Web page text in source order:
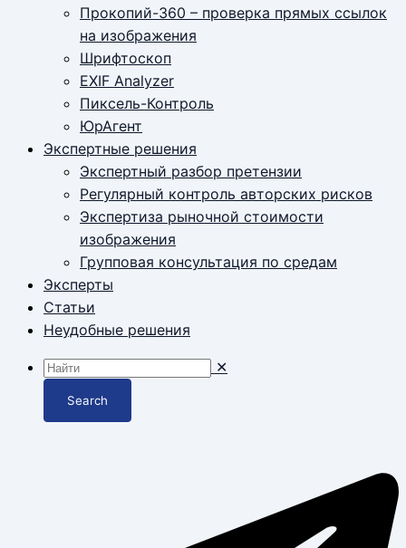
Прокопий-360 – проверка прямых ссылок
на изображения
Шрифтоскоп
EXIF Analyzer
Пиксель-Контроль
ЮрАгент
Экспертные решения
Экспертный разбор претензии
Регулярный контроль авторских рисков
Экспертиза рыночной стоимости
изображения
Групповая консультация по средам
Эксперты
Статьи
Неудобные решения
✕